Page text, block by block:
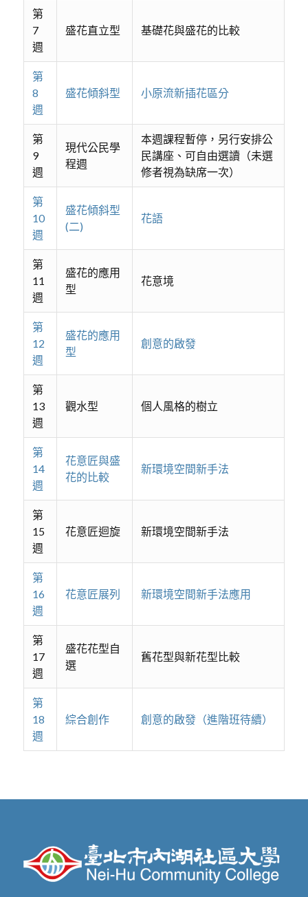
第
7
週
盛花直立型 基礎花與盛花的比較
第
8
週
盛花傾斜型 小原流新插花區分
第
9
週
現代公民學
程週
本週課程暫停，另行安排公
民講座、可自由選讀（未選
修者視為缺席一次）
第
10
週
盛花傾斜型
(二)
花語
第
11
週
盛花的應用
型
花意境
第
12
週
盛花的應用
型
創意的啟發
第
13
週
觀水型 個人風格的樹立
第
14
週
花意匠與盛
花的比較
新環境空間新手法
第
15
週
花意匠迴旋 新環境空間新手法
第
16
週
花意匠展列 新環境空間新手法應用
第
17
週
盛花花型自
選
舊花型與新花型比較
第
18
週
綜合創作 創意的啟發（進階班待續）